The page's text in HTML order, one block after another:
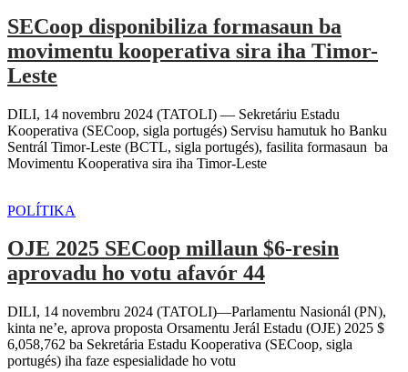
SECoop disponibiliza formasaun ba
movimentu kooperativa sira iha Timor-
Leste
DILI, 14 novembru 2024 (TATOLI) — Sekretáriu Estadu
Kooperativa (SECoop, sigla portugés) Servisu hamutuk ho Banku
Sentrál Timor-Leste (BCTL, sigla portugés), fasilita formasaun ba
Movimentu Kooperativa sira iha Timor-Leste
POLÍTIKA
OJE 2025 SECoop millaun $6-resin
aprovadu ho votu afavór 44
DILI, 14 novembru 2024 (TATOLI)—Parlamentu Nasionál (PN),
kinta ne’e, aprova proposta Orsamentu Jerál Estadu (OJE) 2025 $
6,058,762 ba Sekretária Estadu Kooperativa (SECoop, sigla
portugés) iha faze espesialidade ho votu